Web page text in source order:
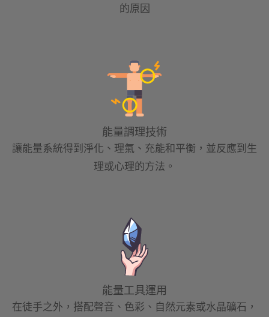
的原因
能量調理技術
讓能量系統得到淨化、理氣、充能和平衡，並反應到生
理或心理的方法。
能量工具運用
在徒手之外，搭配聲音、色彩、自然元素或水晶礦石，